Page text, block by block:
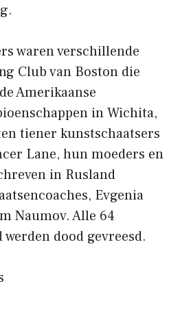
waren verschillende
Club van Boston die
Amerikaanse
in Wichita,
tiener kunstschaatsers
Lane, hun moeders en
in Rusland
Evgenia
Naumov. Alle 64
dood gevreesd.